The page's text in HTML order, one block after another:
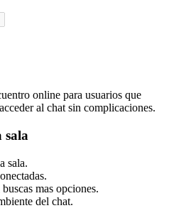
online para usuarios que
al chat sin complicaciones.
sala
sala.
mas opciones.
del chat.